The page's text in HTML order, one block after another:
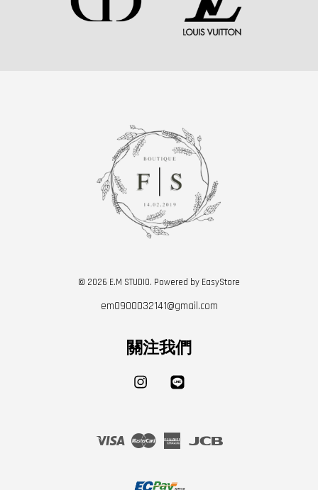
© 2026 E.M STUDIO. Powered by EasyStore
em0900032141@gmail.com
關注我們
Instagram
Visa Master
American